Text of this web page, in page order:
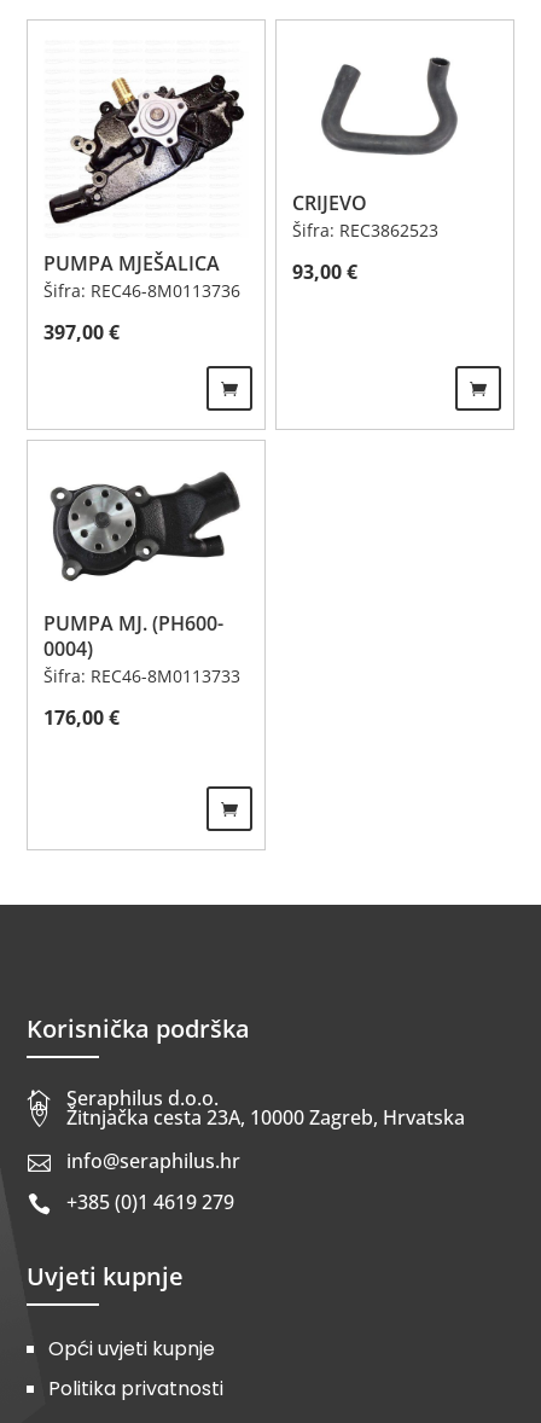
PUMPA MJEŠALICA
Šifra: REC46-8M0113736
397,00€
CRIJEVO
Šifra: REC3862523
93,00€
PUMPA MJ. (PH600-
0004)
Šifra: REC46-8M0113733
176,00€
Korisnička podrška
 Seraphilus d.o.o.
 Žitnjačka cesta 23A, 10000 Zagreb, Hrvatska
 info@seraphilus.hr
 +385 (0)1 4619 279
Uvjeti kupnje
Opći uvjeti kupnje
Politika privatnosti